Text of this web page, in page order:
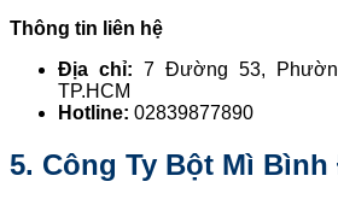
Thông tin liên hệ
Địa chỉ: 7 Đường 53,
TP.HCM
Hotline: 02839877890
5. Công Ty Bột Mì